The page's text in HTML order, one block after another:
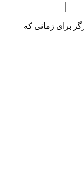
برای زمانی که